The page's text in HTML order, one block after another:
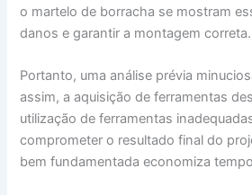
o martelo de borracha se mostram
danos e garantir a montagem correta.
Portanto, uma análise prévia
assim, a aquisição de ferramentas
utilização de ferramentas
comprometer o resultado final do
bem fundamentada economiza